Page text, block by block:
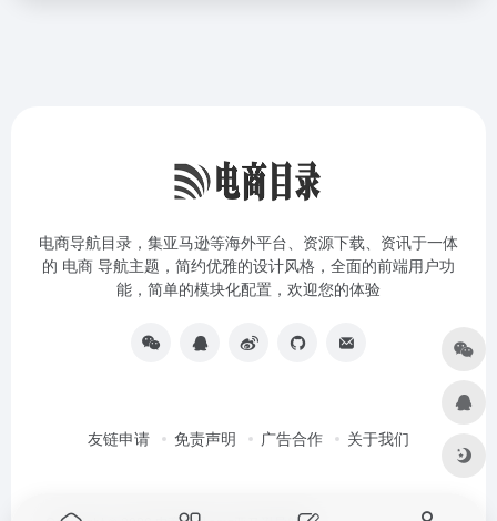
电商导航目录，集亚马逊等海外平台、资源下载、资讯于一体
的 电商 导航主题，简约优雅的设计风格，全面的前端用户功
能，简单的模块化配置，欢迎您的体验
友链申请 免责声明 广告合作 关于我们